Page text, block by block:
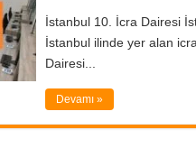
İstanbul 10. İcra Dairesi
İstanbul ilinde yer alan
Dairesi...
Devamı »